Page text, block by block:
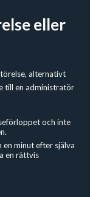
eller
alternativt
till en administratör
och inte
en minut efter själva
en rättvis